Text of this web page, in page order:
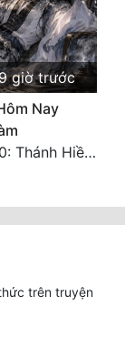
giờ trước
Nay
Chương 440: Thánh Hiền tề tụ, cháy Nguyên Hỏa chủng (3)
trên truyện